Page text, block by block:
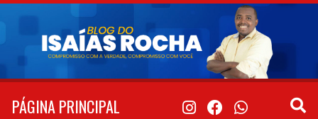
Pular
conteúdo
PÁGINA PRINCIPAL